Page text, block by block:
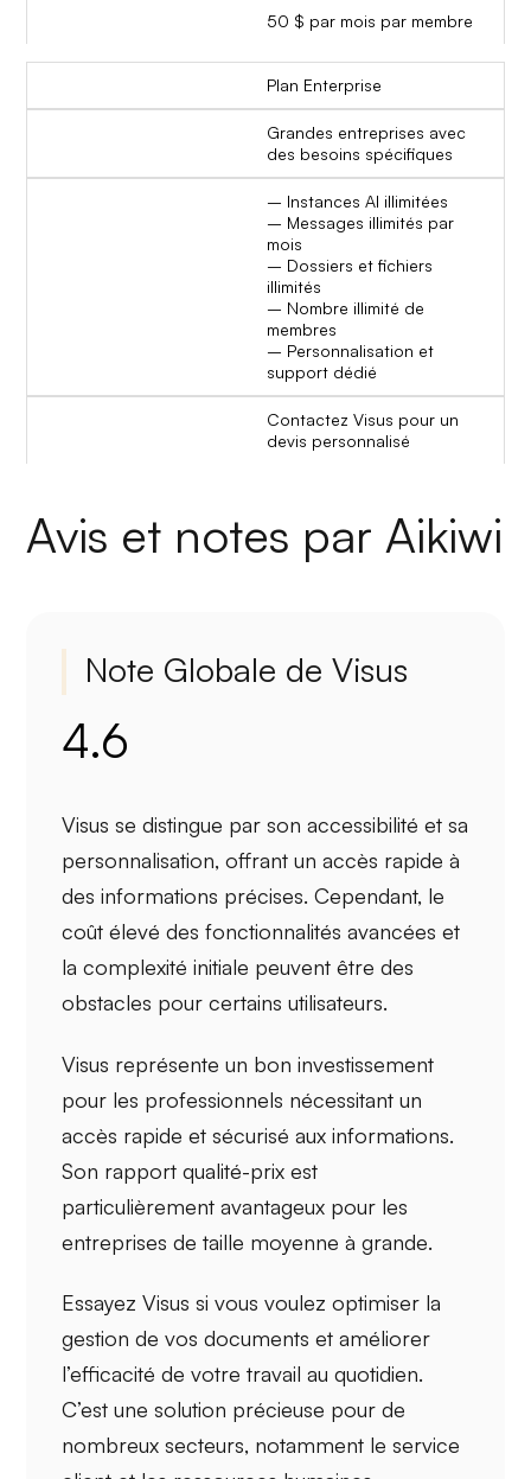
50 $ par mois par membre
Plan Enterprise
Grandes entreprises avec
des besoins spécifiques
– Instances AI illimitées
– Messages illimités par
mois
– Dossiers et fichiers
illimités
– Nombre illimité de
membres
– Personnalisation et
support dédié
Contactez Visus pour un
devis personnalisé
Avis et notes par Aikiwi
Note Globale de Visus
4.6
Visus se distingue par sonaccessibilité et sa
personnalisation, offrant un accès rapide à
des informations précises. Cependant, le
coût élevé des fonctionnalités avancées et
la complexité initiale peuvent être des
obstacles pour certains utilisateurs.
Visus représente un bon investissement
pour les professionnels nécessitant un
accès rapide et sécurisé aux informations.
Son rapport qualité-prix est
particulièrement avantageux pour les
entreprises de taille moyenne à grande.
Essayez Visus si vous voulez optimiser la
gestion de vos documents et améliorer
l’efficacité de votre travail au quotidien.
C’est une solution précieuse pour de
nombreux secteurs, notamment leservice